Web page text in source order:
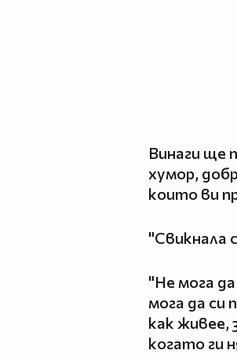
Винаги ще
хумор,
които ви
"Свикнала
"Не мога
мога да си
как
когато ги